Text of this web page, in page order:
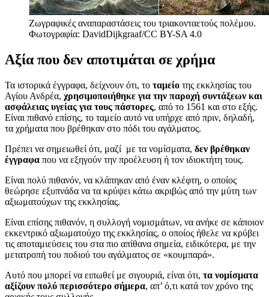
Ζωγραφικές αναπαραστάσεις του τριακονταετούς πολέμου.
Φωτογραφία: DavidDijkgraaf/CC BY-SA 4.0
Αξία που δεν αποτιμάται σε χρήμα
Τα ιστορικά έγγραφα, δείχνουν ότι, το ταμείο της εκκλησίας του
Αγίου Ανδρέα, χρησιμοποιήθηκε για την παροχή συντάξεων και
ασφάλειας υγείας για τους πάστορες, από το 1561 και στο εξής.
Είναι πιθανό επίσης, το ταμείο αυτό να υπήρχε από πριν, δηλαδή,
τα χρήματα που βρέθηκαν στο πόδι του αγάλματος.
Πρέπει να σημειωθεί ότι, μαζί με τα νομίσματα, δεν βρέθηκαν
έγγραφα που να εξηγούν την προέλευση ή τον ιδιοκτήτη τους.
Είναι πολύ πιθανόν, να κλάπηκαν από έναν κλέφτη, ο οποίος
θεώρησε εξυπνάδα να τα κρύψει κάτω ακριβώς από την μύτη των
αξιωματούχων της εκκλησίας.
Είναι επίσης πιθανόν, η συλλογή νομισμάτων, να ανήκε σε κάποιον
εκκεντρικό αξιωματούχο της εκκλησίας, ο οποίος ήθελε να κρύβει
τις αποταμιεύσεις του στα πιο απίθανα σημεία, ειδικότερα, με την
μετατροπή του ποδιού του αγάλματος σε «κουμπαρά».
Αυτό που μπορεί να ειπωθεί με σιγουριά, είναι ότι, τα νομίσματα
αξίζουν πολύ περισσότερο σήμερα, απ’ ό,τι κατά τον χρόνο της